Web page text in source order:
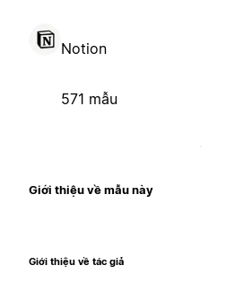
Notion
571 mẫu
Giới thiệu về mẫu này
Giới thiệu về tác giả